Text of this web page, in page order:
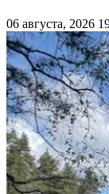
06 августа, 2026